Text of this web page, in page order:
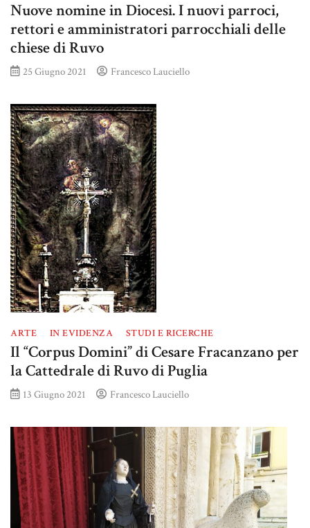
Nuove nomine in Diocesi. I nuovi parroci,
rettori e amministratori parrocchiali delle
chiese di Ruvo
25 Giugno 2021 Francesco Lauciello
ARTE IN EVIDENZA STUDI E RICERCHE
Il “Corpus Domini” di Cesare Fracanzano per
la Cattedrale di Ruvo di Puglia
13 Giugno 2021 Francesco Lauciello